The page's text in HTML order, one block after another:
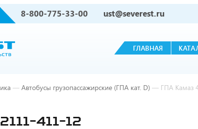
8-800-775-33-00 ust@severest.ru
ГЛАВНАЯ
— Автобусы грузопассажирские (ГПА кат. D) — ГПА Камаз
411-12